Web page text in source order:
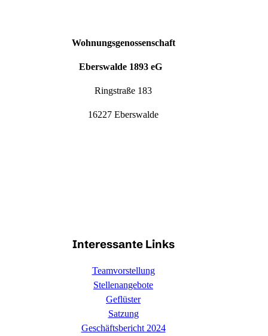
Wohnungsgenossenschaft
Eberswalde 1893 eG
Ringstraße 183
16227 Eberswalde
Interessante Links
Teamvorstellung
Stellenangebote
Geflüster
Satzung
Geschäftsbericht 2024